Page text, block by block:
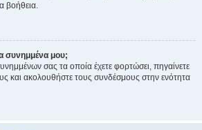
βοήθεια.
συνημμένα μου;
σας τα οποία έχετε φορτώσει, πηγαίνετε
και ακολουθήστε τους συνδέσμους στην ενότητα